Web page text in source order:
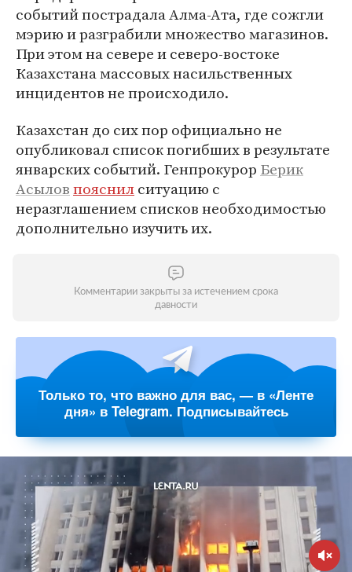
событий пострадала Алма-Ата, где сожгли
мэрию и разграбили множество магазинов.
При этом на севере и северо-востоке
Казахстана массовых насильственных
инцидентов не происходило.
Казахстан до сих пор официально не
опубликовал список погибших в результате
январских событий. Генпрокурор Берик
Асыловпояснилситуацию с
неразглашением списков необходимостью
дополнительно изучить их.
Комментарии закрыты за истечением срока
давности
Только то, что важно для вас, — в «Ленте
дня» в Telegram. Подписывайтесь